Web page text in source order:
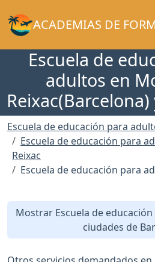
ACADEMIAS DE
Escuela de
adultos en
Escuela de educación para
Escuela de educación para
Reixac
Escuela de educación para
Mostrar Escuela de
ciudades de